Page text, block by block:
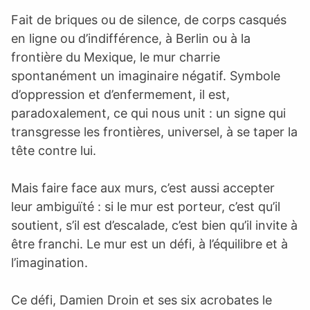
Fait de briques ou de silence, de corps casqués
en ligne ou d’indifférence, à Berlin ou à la
frontière du Mexique, le mur charrie
spontanément un imaginaire négatif. Symbole
d’oppression et d’enfermement, il est,
paradoxalement, ce qui nous unit : un signe qui
transgresse les frontières, universel, à se taper la
tête contre lui.
Mais faire face aux murs, c’est aussi accepter
leur ambiguïté : si le mur est porteur, c’est qu’il
soutient, s’il est d’escalade, c’est bien qu’il invite à
être franchi. Le mur est un défi, à l’équilibre et à
l’imagination.
Ce défi, Damien Droin et ses six acrobates le